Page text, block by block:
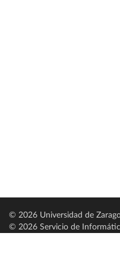
© 2026 Universidad de
© 2026 Servicio de